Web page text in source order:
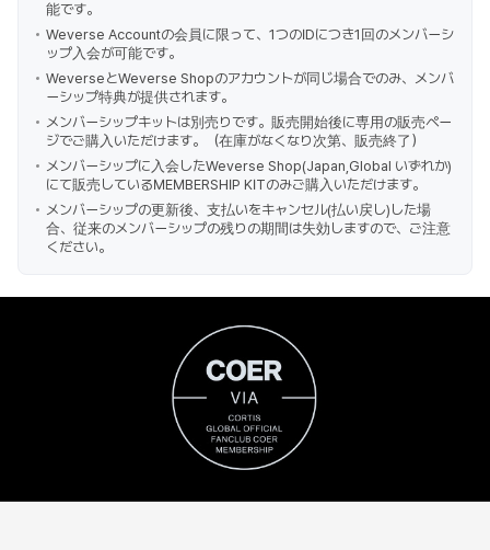
能です。
Weverse Accountの会員に限って、1つのIDにつき1回のメンバーシ
ップ入会が可能です。
WeverseとWeverse Shopのアカウントが同じ場合でのみ、メンバ
ーシップ特典が提供されます。
メンバーシップキットは別売りです。販売開始後に専用の販売ペー
ジでご購入いただけます。（在庫がなくなり次第、販売終了）
メンバーシップに入会したWeverse Shop(Japan,Global いずれか)
にて販売しているMEMBERSHIP KITのみご購入いただけます。
メンバーシップの更新後、支払いをキャンセル(払い戻し)した場
合、従来のメンバーシップの残りの期間は失効しますので、ご注意
ください。